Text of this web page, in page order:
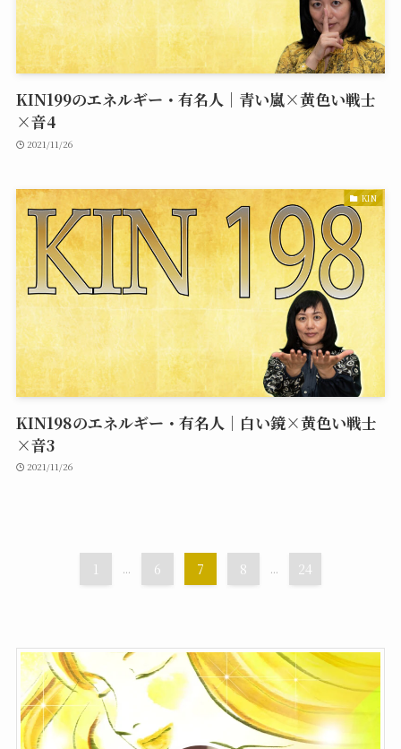
KIN199のエネルギー・有名人｜青い嵐×黄色い戦士
×音4
2021/11/26
KIN
KIN198のエネルギー・有名人｜白い鏡×黄色い戦士
×音3
2021/11/26
1 ... 6 7 8 ... 24